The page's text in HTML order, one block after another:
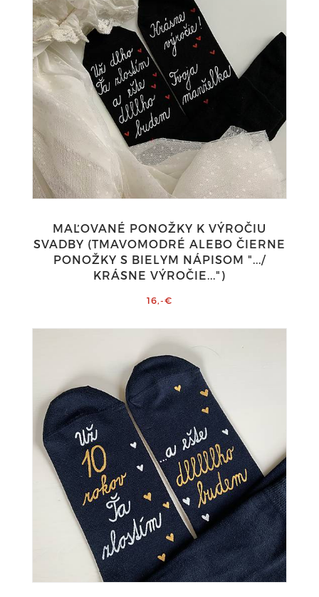
MAĽOVANÉ PONOŽKY K VÝROČIU
SVADBY (TMAVOMODRÉ ALEBO ČIERNE
PONOŽKY S BIELYM NÁPISOM ".../
KRÁSNE VÝROČIE...")
16,-€